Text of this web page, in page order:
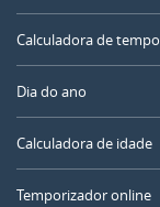
Calculadora de tempo
Dia do ano
Calculadora de idade
Temporizador online